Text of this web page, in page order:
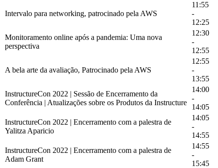
Intervalo para networking, patrocinado pela AWS
11:55
-
12:25
Monitoramento online após a pandemia: Uma nova
perspectiva
12:30
-
12:55
A bela arte da avaliação, Patrocinado pela AWS
12:55
-
13:55
InstructureCon 2022 | Sessão de Encerramento da
Conferência | Atualizações sobre os Produtos da Instructure
14:00
-
14:05
InstructureCon 2022 | Encerramento com a palestra de
Yalitza Aparicio
14:05
-
14:55
InstructureCon 2022 | Encerramento com a palestra de
Adam Grant
14:55
-
15:45